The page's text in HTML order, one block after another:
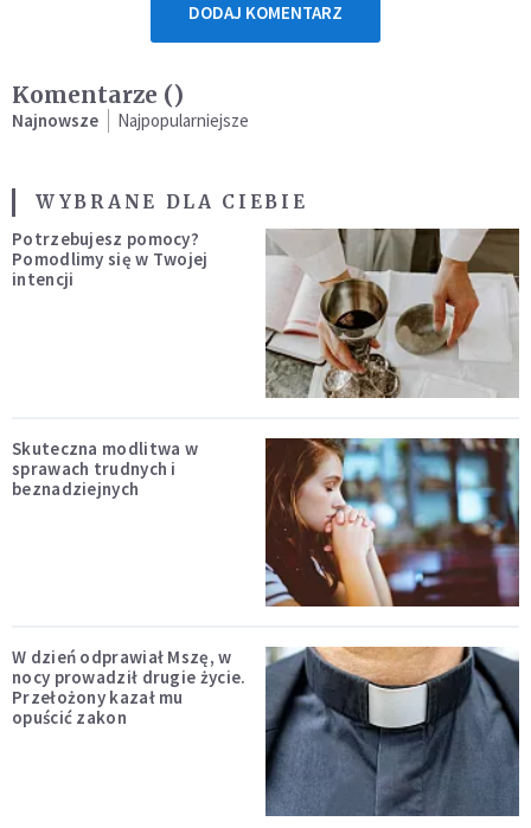
DODAJ KOMENTARZ
Komentarze ()
Najnowsze Najpopularniejsze
WYBRANE DLA CIEBIE
Potrzebujesz pomocy?
Pomodlimy się w Twojej
intencji
Skuteczna modlitwa w
sprawach trudnych i
beznadziejnych
W dzień odprawiał Mszę, w
nocy prowadził drugie życie.
Przełożony kazał mu
opuścić zakon